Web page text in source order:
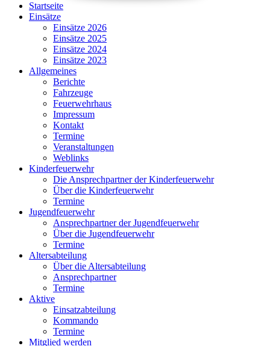
Startseite
Einsätze
Einsätze 2026
Einsätze 2025
Einsätze 2024
Einsätze 2023
Allgemeines
Berichte
Fahrzeuge
Feuerwehrhaus
Impressum
Kontakt
Termine
Veranstaltungen
Weblinks
Kinderfeuerwehr
Die Ansprechpartner der Kinderfeuerwehr
Über die Kinderfeuerwehr
Termine
Jugendfeuerwehr
Ansprechpartner der Jugendfeuerwehr
Über die Jugendfeuerwehr
Termine
Altersabteilung
Über die Altersabteilung
Ansprechpartner
Termine
Aktive
Einsatzabteilung
Kommando
Termine
Mitglied werden